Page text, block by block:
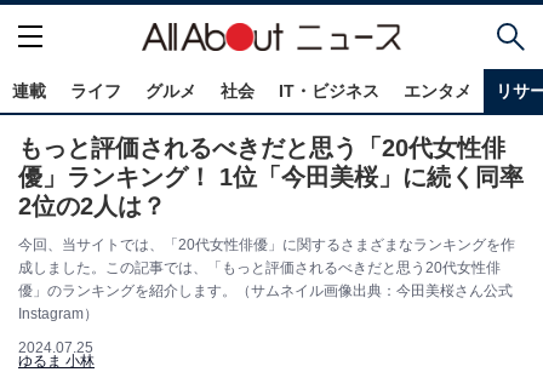
連載 ライフ グルメ 社会 IT・ビジネス エンタメ リサ
もっと評価されるべきだと思う「20代女性俳
優」ランキング！ 1位「今田美桜」に続く同率
2位の2人は？
今回、当サイトでは、「20代女性俳優」に関するさまざまなランキングを作
成しました。この記事では、「もっと評価されるべきだと思う20代女性俳
優」のランキングを紹介します。（サムネイル画像出典：今田美桜さん公式
Instagram）
2024.07.25
ゆるま 小林